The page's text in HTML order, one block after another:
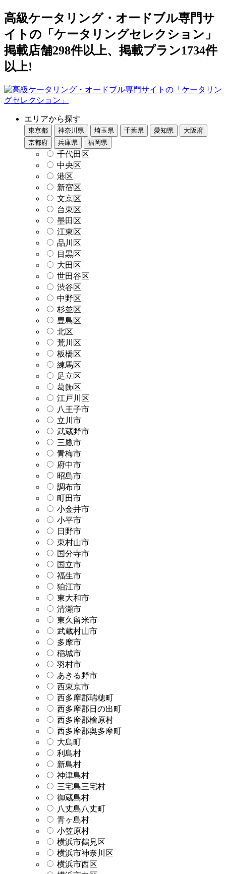
高級ケータリング・オードブル専門サ
イトの「ケータリングセレクション」
掲載店舗298件以上、掲載プラン1734件
以上!
エリアから探す
東京都 神奈川県 埼玉県 千葉県 愛知県
大阪府
京都府
兵庫県 福岡県
千代田区
中央区
港区
新宿区
文京区
台東区
墨田区
江東区
品川区
目黒区
大田区
世田谷区
渋谷区
中野区
杉並区
豊島区
北区
荒川区
板橋区
練馬区
足立区
葛飾区
江戸川区
八王子市
立川市
武蔵野市
三鷹市
青梅市
府中市
昭島市
調布市
町田市
小金井市
小平市
日野市
東村山市
国分寺市
国立市
福生市
狛江市
東大和市
清瀬市
東久留米市
武蔵村山市
多摩市
稲城市
羽村市
あきる野市
西東京市
西多摩郡瑞穂町
西多摩郡日の出町
西多摩郡檜原村
西多摩郡奥多摩町
大島町
利島村
新島村
神津島村
三宅島三宅村
御蔵島村
八丈島八丈町
青ヶ島村
小笠原村
横浜市鶴見区
横浜市神奈川区
横浜市西区